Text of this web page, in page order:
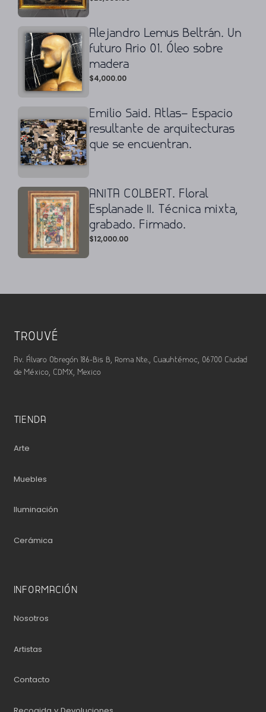
Alejandro Lemus Beltrán. Un
futuro Ario 01. Óleo sobre
madera
$4,000.00
Emilio Said. Atlas– Espacio
resultante de arquitecturas
que se encuentran.
ANITA COLBERT. Floral
Esplanade II. Técnica mixta,
grabado. Firmado.
$12,000.00
TROUVÉ
Av. Álvaro Obregón 186-Bis B, Roma Nte., Cuauhtémoc, 06700 Ciudad
de México, CDMX, Mexico
TIENDA
Arte
Muebles
Iluminación
Cerámica
INFORMACIÓN
Nosotros
Artistas
Contacto